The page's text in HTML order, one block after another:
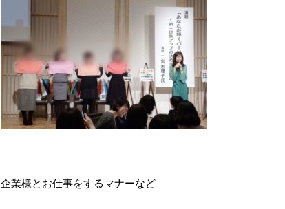
企業様とお仕事をするマナーなど